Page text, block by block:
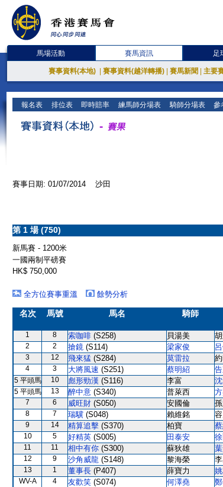
馬場活動 賽馬資訊 足
賽事資料(本地) 賽事資料(越洋轉播) 賽馬新聞 主要
報名表 排位表 即時賠率 練馬師分場表 騎師分場表 參
賽事日期: 01/07/2014 沙田
第 1 場 (750)
新馬賽 - 1200米
一國兩制平磅賽
HK$ 750,000
全方位賽事重溫
餘勢分析
名次 馬號 馬名 騎師
1 8 索咖啡 (S258) 貝湯美
2
2 搶鏡 (S114) 梁家俊
3
12 飛來猛 (S284) 莫雷拉
4
3 大將風速 (S251) 蔡明紹
5 平頭馬
10 彪形勁漢 (S116) 李富
5 平頭馬
13 醉中意 (S340) 普萊西
7
6 威旺財 (S050) 安國倫
8
7 瑞驥 (S048) 賴維銘
9
14 精算追擊 (S370) 柏寶
10
5 好精英 (S005) 田泰安
11
11 相中有你 (S300) 蘇狄雄
12
9 沙角威龍 (S148) 黎海榮
13
1 董事長 (P407) 薛寶力
WV-A
4 友歡笑 (S074) 何澤堯